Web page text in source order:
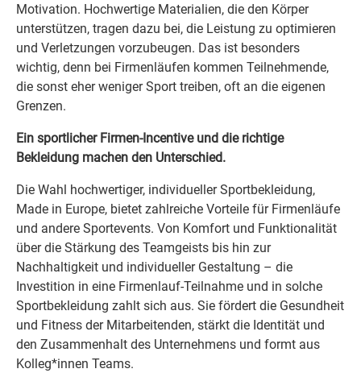
Motivation. Hochwertige Materialien, die den Körper
unterstützen, tragen dazu bei, die Leistung zu optimieren
und Verletzungen vorzubeugen. Das ist besonders
wichtig, denn bei Firmenläufen kommen Teilnehmende,
die sonst eher weniger Sport treiben, oft an die eigenen
Grenzen.
Ein sportlicher Firmen-Incentive und die richtige
Bekleidung machen den Unterschied.
Die Wahl hochwertiger, individueller Sportbekleidung,
Made in Europe, bietet zahlreiche Vorteile für Firmenläufe
und andere Sportevents. Von Komfort und Funktionalität
über die Stärkung des Teamgeists bis hin zur
Nachhaltigkeit und individueller Gestaltung – die
Investition in eine Firmenlauf-Teilnahme und in solche
Sportbekleidung zahlt sich aus. Sie fördert die Gesundheit
und Fitness der Mitarbeitenden, stärkt die Identität und
den Zusammenhalt des Unternehmens und formt aus
Kolleg*innen Teams.